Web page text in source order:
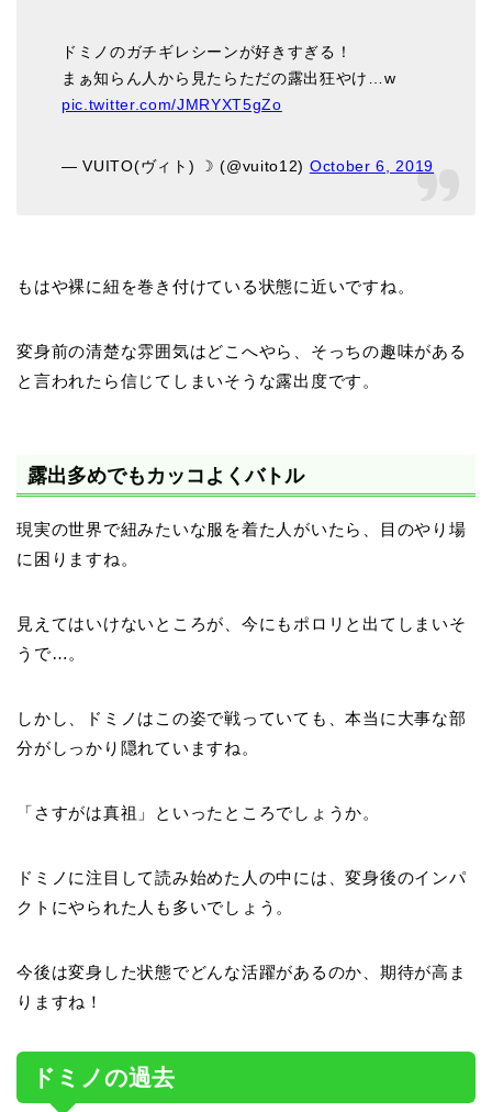
ドミノのガチギレシーンが好きすぎる！
まぁ知らん人から見たらただの露出狂やけ…w
pic.twitter.com/JMRYXT5gZo
— VUITO(ヴィト) ☽ (@vuito12) October 6, 2019
もはや裸に紐を巻き付けている状態に近いですね。
変身前の清楚な雰囲気はどこへやら、そっちの趣味がある
と言われたら信じてしまいそうな露出度です。
露出多めでもカッコよくバトル
現実の世界で紐みたいな服を着た人がいたら、目のやり場
に困りますね。
見えてはいけないところが、今にもポロリと出てしまいそ
うで…。
しかし、ドミノはこの姿で戦っていても、本当に大事な部
分がしっかり隠れていますね。
「さすがは真祖」といったところでしょうか。
ドミノに注目して読み始めた人の中には、変身後のインパ
クトにやられた人も多いでしょう。
今後は変身した状態でどんな活躍があるのか、期待が高ま
りますね！
ドミノの過去